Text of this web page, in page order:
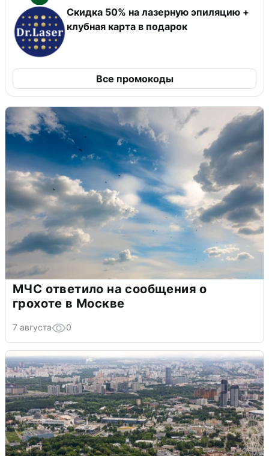
Скидка 50% на лазерную эпиляцию +
клубная карта в подарок
Все промокоды
МЧС ответило на сообщения о
грохоте в Москве
7 августа 0